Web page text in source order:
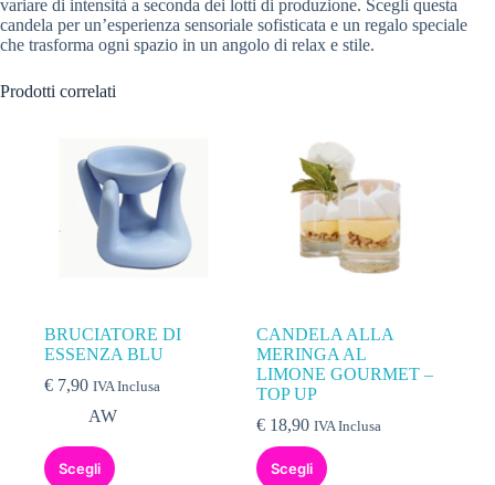
variare di intensità a seconda dei lotti di produzione. Scegli questa
candela per un’esperienza sensoriale sofisticata e un regalo speciale
che trasforma ogni spazio in un angolo di relax e stile.
Prodotti correlati
BRUCIATORE DI
ESSENZA BLU
€ 7,90 IVA Inclusa
AW
Scegli
CANDELA ALLA
MERINGA AL
LIMONE GOURMET –
TOP UP
€ 18,90 IVA Inclusa
Scegli